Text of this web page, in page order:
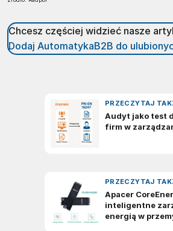
Chcesz częściej widzieć nasze
Dodaj AutomatykaB2B do